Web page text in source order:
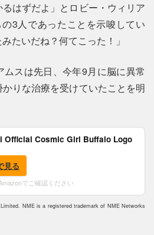
はずだよ」とロビー・ウィリア
3人であったことを示唆してい
たいだね？何てこった！」
スは先日、今年9月に脳に異常
りな治療を受けていたことを明
Official Cosmic Girl Buffalo Logo
見る
でご確認ください
NME is a registered trademark of NME Networks